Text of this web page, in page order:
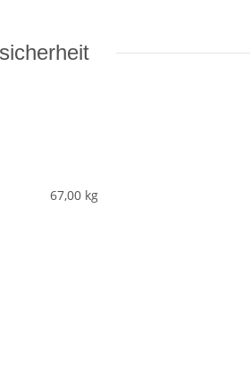
67,00 kg